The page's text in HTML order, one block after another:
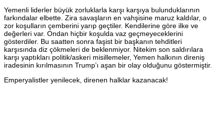
Yemenli liderler büyük zorluklarla karşı karşıya bulunduklarının
farkındalar elbette. Zira savaşların en vahşisine maruz kaldılar, o
zor koşulların çemberini yarıp geçtiler. Kendilerine göre ilke ve
değerleri var. Ondan hiçbir koşulda vaz geçmeyeceklerini
gösterdiler. Bu saatten sonra faşist bir başkanın tehditleri
karşısında diz çökmeleri de beklenmiyor. Nitekim son saldırılara
karşı yaptıkları politik/askeri misillemeler, Yemen halkının direniş
iradesinin kırılmasının Trump’ı aşan bir olay olduğunu göstermiştir.
Emperyalistler yenilecek, direnen halklar kazanacak!